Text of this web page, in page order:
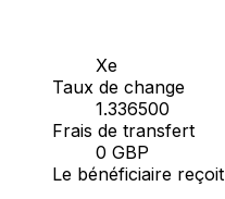
Xe
Taux de change
1.336500
Frais de transfert
0 GBP
Le bénéficiaire reçoit